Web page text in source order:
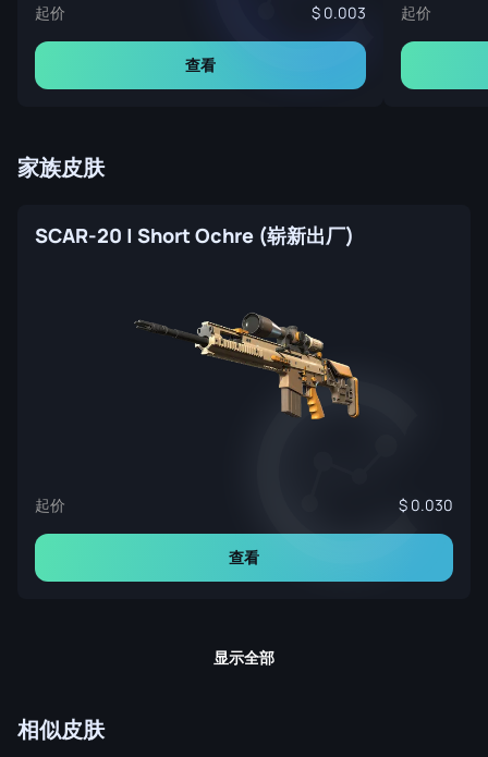
起价 0.003
查看
起价
家族皮肤
SCAR-20 | Short Ochre (崭新出厂)
起价 0.030
查看
显示全部
相似皮肤